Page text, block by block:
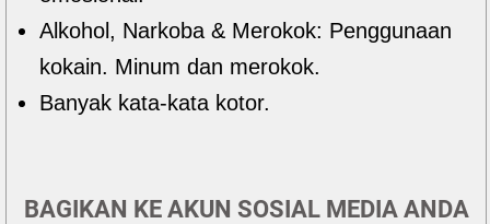
Alkohol, Narkoba & Merokok: Penggunaan
kokain. Minum dan merokok.
Banyak kata-kata kotor.
BAGIKAN KE AKUN SOSIAL MEDIA ANDA